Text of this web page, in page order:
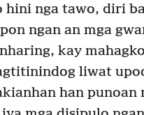
hini nga tawo, diri
ngan an mga
kay
liwat
han punoan